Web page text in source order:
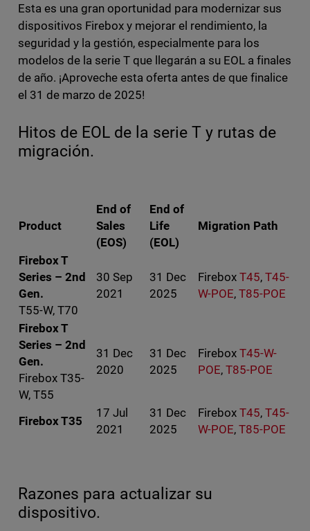
Esta es una gran oportunidad para modernizar sus
dispositivos Firebox y mejorar el rendimiento, la
seguridad y la gestión, especialmente para los
modelos de la serie T que llegarán a su EOL a finales
de año. ¡Aproveche esta oferta antes de que finalice
el 31 de marzo de 2025!
Hitos de EOL de la serie T y rutas de
migración.
Product
End of
Sales
(EOS)
End of
Life
(EOL)
Migration Path
Firebox T
Series – 2nd
Gen.
T55-W, T70
30 Sep
2021
31 Dec
2025
Firebox T45, T45-
W-POE, T85-POE
Firebox T
Series – 2nd
Gen.
Firebox T35-
W, T55
31 Dec
2020
31 Dec
2025
Firebox T45-W-
POE, T85-POE
Firebox T35
17 Jul
2021
31 Dec
2025
Firebox T45, T45-
W-POE, T85-POE
Razones para actualizar su
dispositivo.